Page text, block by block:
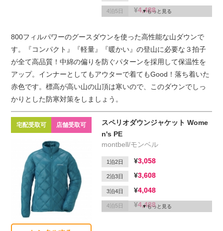
4泊5日 4,488
延滞1日 1,650
もっと見る
800フィルパワーのグースダウンを使った高性能な山ダウンで
す。『コンパクト』『軽量』『暖かい』の登山に必要な３拍子
が全て高品質！中綿の偏りを防ぐパターンを採用して保温性を
アップ。インナーとしてもアウターで着てもGood！落ち着いた
赤色です。標高が高い山の山頂は寒いので、このダウンでしっ
かりとした防寒対策をしましょう。
スペリオダウンジャケット Wome
n's PE
montbell/モンベル
1泊2日 3,058
2泊3日 3,608
3泊4日 4,048
4泊5日 4,488もっと見る
宅配受取可 店舗受取可